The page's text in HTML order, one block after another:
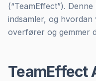
(“TeamEffect”).
indsamler, og
overfører og gemmer
TeamEffect